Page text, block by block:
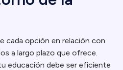
cada opción en relación con
a largo plazo que ofrece.
educación debe ser eficiente